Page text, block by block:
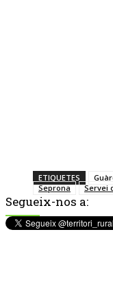
ETIQUETES
Seprona
Servei
Segueix-nos a: